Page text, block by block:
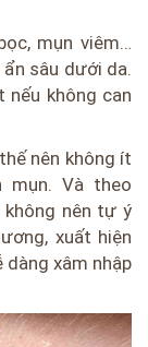
mụn viêm…
sâu dưới da.
nếu không can
nên không ít
mụn. Và theo
không nên tự ý
xuất hiện
dàng xâm nhập